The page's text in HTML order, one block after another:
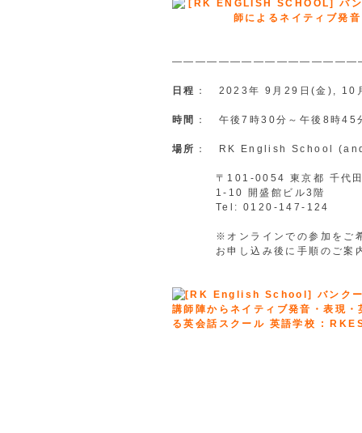
日程 ： 2023年 9月29日(金), 10
時間 ： 午後7時30分～午後8時45
場所 ： RK English School
〒101-0054 東京都 千代田
1-10 開盛館ビル3階
Tel: 0120-147-124
※オンラインでの参加をご希
お申し込み後に手順のご案内